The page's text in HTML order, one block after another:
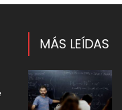
MÁS LEÍDAS